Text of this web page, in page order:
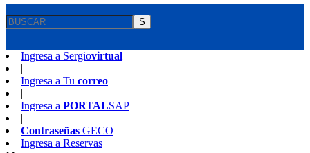
S
Ingresa a Sergiovirtual
|
Ingresa a Tu correo
|
Ingresa a PORTALSAP
|
Contraseñas GECO
Ingresa a Reservas